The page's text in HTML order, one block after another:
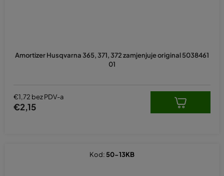
Amortizer Husqvarna 365, 371, 372 zamjenjuje original 5038461
01
€1,72 bez PDV-a
€2,15
Kod: 50-13KB